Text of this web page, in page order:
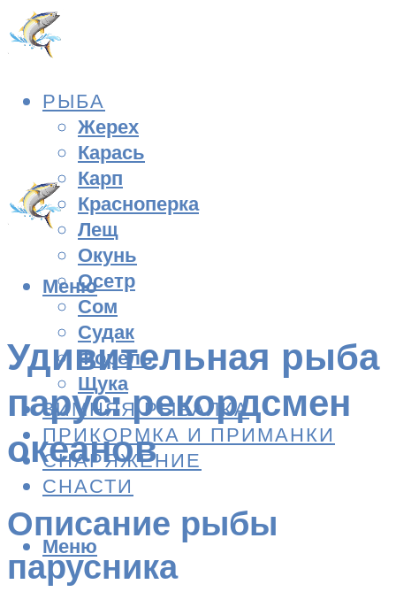
РЫБА
Жерех
Карась
Карп
Красноперка
Лещ
Окунь
Осетр
Сом
Судак
Форель
Щука
ЗИМНЯЯ РЫБАЛКА
ПРИКОРМКА И ПРИМАНКИ
СНАРЯЖЕНИЕ
СНАСТИ
Меню
Меню
Удивительная рыба
парус: рекордсмен
океанов
Описание рыбы
парусника